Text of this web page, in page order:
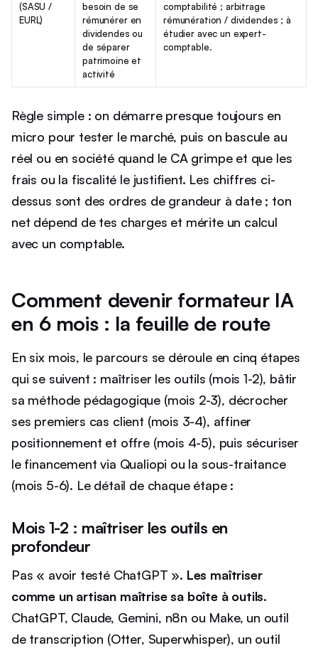
(SASU /
EURL)
besoin de se
rémunérer en
dividendes ou
de séparer
patrimoine et
activité
comptabilité ; arbitrage
rémunération / dividendes ; à
étudier avec un expert-
comptable.
Règle simple : on démarre presque toujours en
micro pour tester le marché, puis on bascule au
réel ou en société quand le CA grimpe et que les
frais ou la fiscalité le justifient. Les chiffres ci-
dessus sont des ordres de grandeur à date ; ton
net dépend de tes charges et mérite un calcul
avec un comptable.
Comment devenir formateur IA
en 6 mois : la feuille de route
En six mois, le parcours se déroule en cinq étapes
qui se suivent : maîtriser les outils (mois 1-2), bâtir
sa méthode pédagogique (mois 2-3), décrocher
ses premiers cas client (mois 3-4), affiner
positionnement et offre (mois 4-5), puis sécuriser
le financement via Qualiopi ou la sous-traitance
(mois 5-6). Le détail de chaque étape :
Mois 1-2 : maîtriser les outils en
profondeur
Pas « avoir testé ChatGPT ». Les maîtriser
comme un artisan maîtrise sa boîte à outils.
ChatGPT, Claude, Gemini, n8n ou Make, un outil
de transcription (Otter, Superwhisper), un outil